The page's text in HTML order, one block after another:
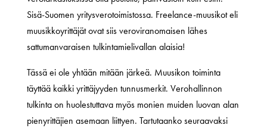
Sisä-Suomen yritysverotoimistossa. Freelance-muusikot eli
muusikkoyrittäjät ovat siis veroviranomaisen lähes
sattumanvaraisen tulkintamielivallan alaisia!
Tässä ei ole yhtään mitään järkeä. Muusikon toiminta
täyttää kaikki yrittäjyyden tunnusmerkit. Verohallinnon
tulkinta on huolestuttava myös monien muiden luovan alan
pienyrittäjien asemaan liittyen. Tartutaanko seuraavaksi